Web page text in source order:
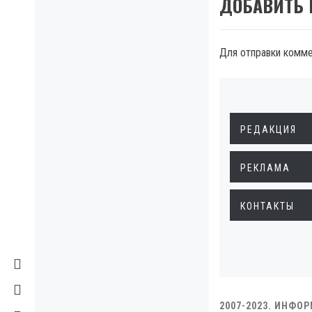
Для отправки
РЕДАКЦИЯ
РЕКЛАМА
КОНТАКТЫ
2007-2023.